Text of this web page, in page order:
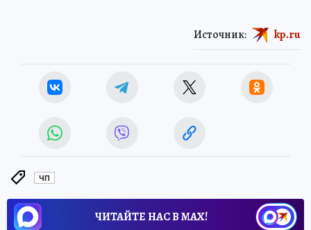
Источник: kp.ru
ЧП
ЧИТАЙТЕ НАС В МАХ!